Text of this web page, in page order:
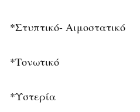
*Στυπτικό- Αιμοστατικό
*Τονωτικό
*Υστερία